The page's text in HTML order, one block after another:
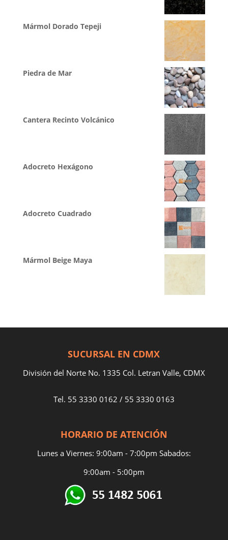
Mármol Dorado Tepeji
Piedra de Mar
Cantera Recinto Volcánico
Adocreto Hexágono
Adocreto Cuadrado
Mármol Beige Maya
SUCURSAL EN CDMX
División del Norte No. 1335 Col. Letran Valle, CDMX
Tel. 55 3330 0162 / 55 3330 0163
HORARIO DE ATENCIÓN
Lunes a Viernes: 9:00am - 7:00pm Sabados:
9:00am - 5:00pm